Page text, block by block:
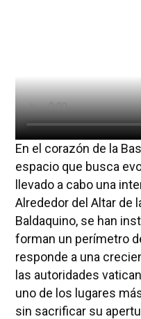
En el corazón de la
espacio que busca
llevado a cabo una
Alrededor del Altar de
Baldaquino, se han
forman un perímetro
responde a una
las autoridades
uno de los lugares
sin sacrificar su